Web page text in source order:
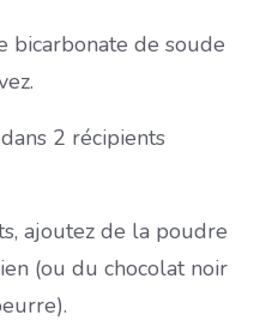
bicarbonate de soude
2 récipients
ajoutez de la poudre
(ou du chocolat noir